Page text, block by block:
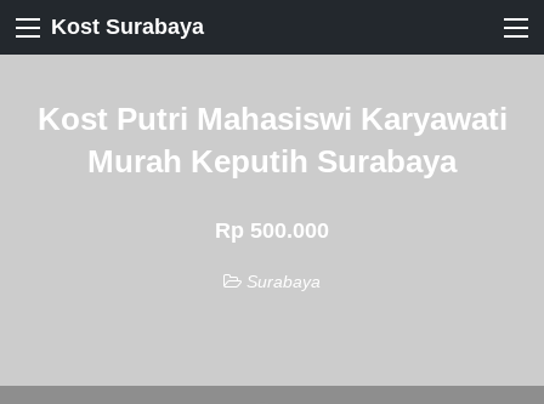
Kost Surabaya
Kost Putri Mahasiswi Karyawati
Murah Keputih Surabaya
Rp 500.000
Surabaya